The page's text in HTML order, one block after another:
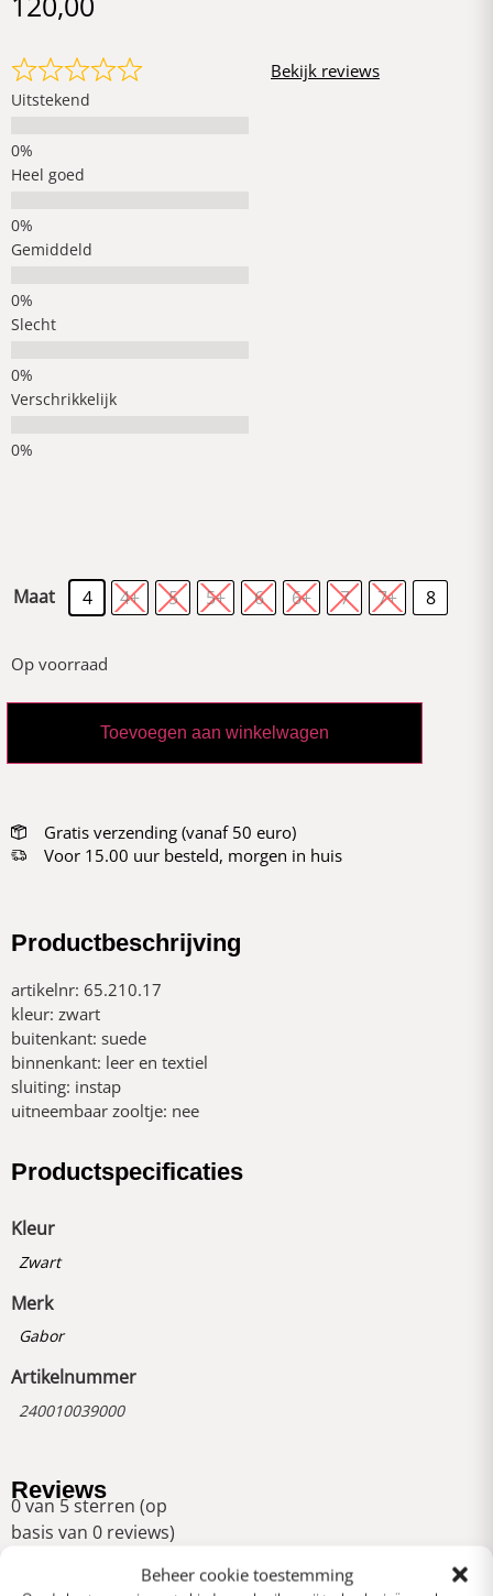
Beheer cookie toestemming
Uitstekend
Heel goed
Gemiddeld
Slecht
Verschrikkelijk
Bekijk reviews
Maat 4 4+ 5 5+ 6 6+ 7 7+ 8
Op voorraad
Toevoegen aan winkelwagen
Gratis verzending (vanaf 50 euro)
Voor 15.00 uur besteld, morgen in huis
Productbeschrijving
artikelnr: 65.210.17
kleur: zwart
buitenkant: suede
binnenkant: leer en textiel
sluiting: instap
uitneembaar zooltje: nee
Productspecificaties
Kleur
Zwart
Merk
Gabor
Artikelnummer
240010039000
Reviews
0 van 5 sterren (op
basis van 0 reviews)